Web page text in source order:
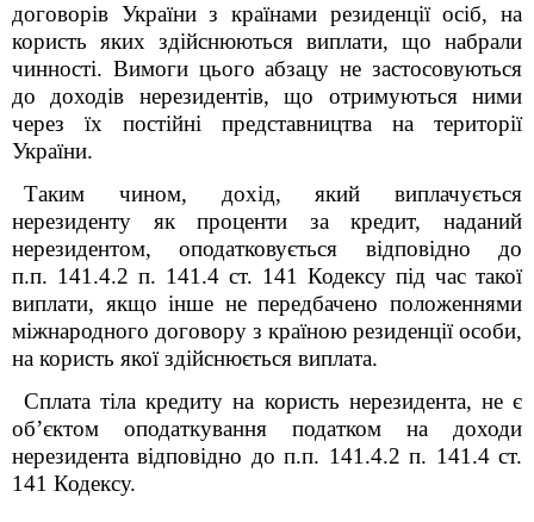
договорів України з країнами резиденції осіб, на
користь яких здійснюються виплати, що набрали
чинності. Вимоги цього абзацу не застосовуються
до доходів нерезидентів, що отримуються ними
через їх постійні представництва на території
України.
Таким чином, дохід, який виплачується
нерезиденту як проценти за кредит, наданий
нерезидентом, оподатковується відповідно до
п.п. 141.4.2 п. 141.4 ст. 141 Кодексу під час такої
виплати, якщо інше не передбачено положеннями
міжнародного договору з країною резиденції особи,
на користь якої здійснюється виплата.
Сплата тіла кредиту на користь нерезидента, не є
об’єктом оподаткування податком на доходи
нерезидента відповідно до п.п. 141.4.2 п. 141.4 ст.
141 Кодексу.